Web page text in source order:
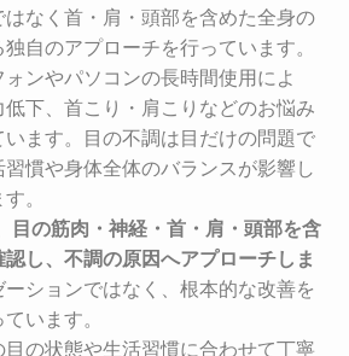
なく首・肩・頭部を含めた全身の
自のアプローチを行っています。
ンやパソコンの長時間使用によ
低下、首こり・肩こりなどのお悩み
ます。目の不調は目だけの問題で
慣や身体全体のバランスが影響し
。
目の筋肉・神経・首・肩・頭部を含
し、不調の原因へアプローチしま
ションではなく、根本的な改善を
います。
目の状態や生活習慣に合わせて丁寧